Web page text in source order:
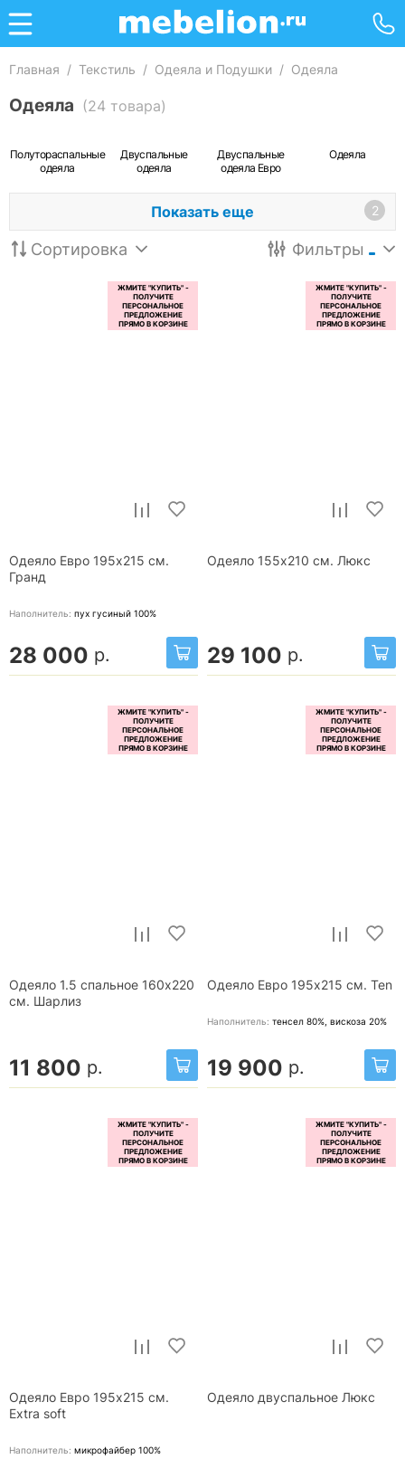
Главная / Текстиль / Одеяла и Подушки / Одеяла
Одеяла (24 товара)
Полутораспальные
одеяла
Двуспальные
одеяла
Двуспальные
одеяла Евро
Одеяла
Показать еще 2
Сортировка Фильтры
Одеяло Евро 195x215 см.
Гранд
Наполнитель: пух гусиный 100%
28 000 р.
Одеяло 155x210 см. Люкс
29 100 р.
Одеяло 1.5 спальное 160x220
см. Шарлиз
11 800 р.
Одеяло Евро 195x215 см. Ten
Наполнитель: тенсел 80%, вискоза 20%
19 900 р.
Одеяло Евро 195х215 см.
Extra soft
Наполнитель: микрофайбер 100%
Одеяло двуспальное Люкс